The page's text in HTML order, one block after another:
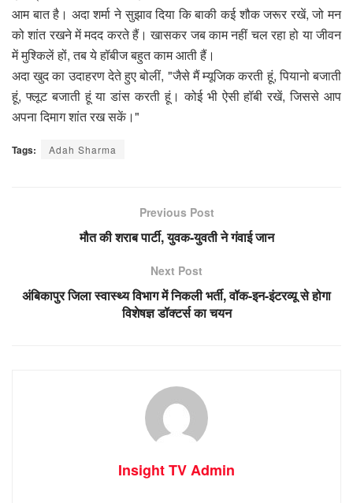
आम बात है। अदा शर्मा ने सुझाव दिया कि बाकी कई शौक जरूर रखें, जो मन
को शांत रखने में मदद करते हैं। खासकर जब काम नहीं चल रहा हो या जीवन
में मुश्किलें हों, तब ये हॉबीज बहुत काम आती हैं।
अदा खुद का उदाहरण देते हुए बोलीं, "जैसे मैं म्यूजिक करती हूं, पियानो बजाती
हूं, फ्लूट बजाती हूं या डांस करती हूं। कोई भी ऐसी हॉबी रखें, जिससे आप
अपना दिमाग शांत रख सकें।"
Tags: Adah Sharma
Previous Post
मौत की शराब पार्टी, युवक-युवती ने गंवाई जान
Next Post
अंबिकापुर जिला स्वास्थ्य विभाग में निकली भर्ती, वॉक-इन-इंटरव्यू से होगा
विशेषज्ञ डॉक्टर्स का चयन
Insight TV Admin